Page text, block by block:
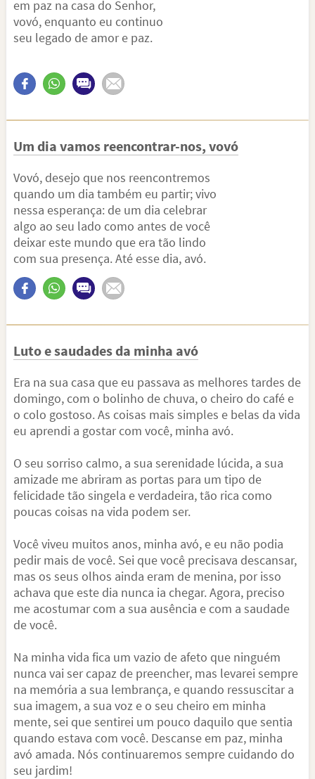
em paz na casa do Senhor,
vovó, enquanto eu continuo
seu legado de amor e paz.
Um dia vamos reencontrar-nos, vovó
Vovó, desejo que nos reencontremos
quando um dia também eu partir; vivo
nessa esperança: de um dia celebrar
algo ao seu lado como antes de você
deixar este mundo que era tão lindo
com sua presença. Até esse dia, avó.
Luto e saudades da minha avó
Era na sua casa que eu passava as melhores tardes de
domingo, com o bolinho de chuva, o cheiro do café e
o colo gostoso. As coisas mais simples e belas da vida
eu aprendi a gostar com você, minha avó.
O seu sorriso calmo, a sua serenidade lúcida, a sua
amizade me abriram as portas para um tipo de
felicidade tão singela e verdadeira, tão rica como
poucas coisas na vida podem ser.
Você viveu muitos anos, minha avó, e eu não podia
pedir mais de você. Sei que você precisava descansar,
mas os seus olhos ainda eram de menina, por isso
achava que este dia nunca ia chegar. Agora, preciso
me acostumar com a sua ausência e com a saudade
de você.
Na minha vida fica um vazio de afeto que ninguém
nunca vai ser capaz de preencher, mas levarei sempre
na memória a sua lembrança, e quando ressuscitar a
sua imagem, a sua voz e o seu cheiro em minha
mente, sei que sentirei um pouco daquilo que sentia
quando estava com você. Descanse em paz, minha
avó amada. Nós continuaremos sempre cuidando do
seu jardim!